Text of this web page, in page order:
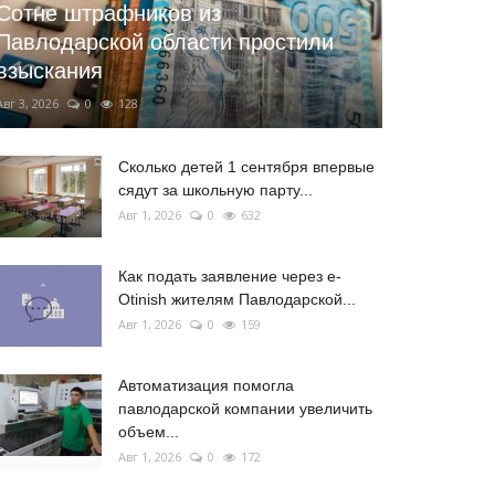
штрафников из
области простили
3, 2026 0 128
Сколько детей 1 сентября впервые
сядут за школьную парту...
Авг 1, 2026 0 632
Как подать заявление через e-
Otinish жителям Павлодарской...
Авг 1, 2026 0 159
Автоматизация помогла
павлодарской компании увеличить
объем...
Авг 1, 2026 0 172